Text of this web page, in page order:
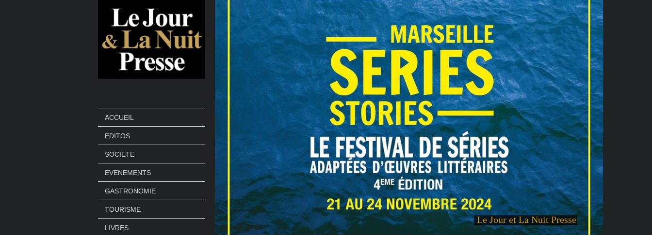
ACCUEIL
EDITOS
SOCIETE
EVENEMENTS
GASTRONOMIE
TOURISME
LIVRES
Le Jour et La Nuit Presse